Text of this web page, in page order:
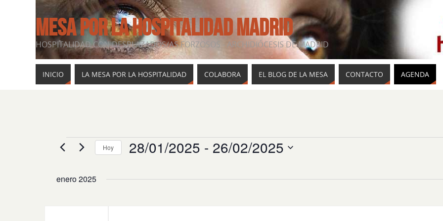
MESA POR LA HOSPITALIDAD MADRID
HOSPITALIDAD CON DESPLAZADOS/AS FORZOSOS - ARCHIDIÓCESIS DE MADRID
INICIO LA MESA POR LA HOSPITALIDAD COLABORA EL BLOG DE LA MESA CONTACTO AGENDA
Hoy 28/01/2025 - 26/02/2025
enero 2025